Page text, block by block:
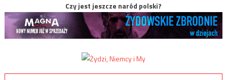
Czy jest jeszcze naród polski?